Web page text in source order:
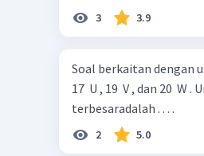
3 3.9
Soal berkaitan dengan
17 ​ U , 19 ​ V , dan 20 ​ W . Unsur yang mempunyai jari-jari atom
terbesaradalah . . . .
2 5.0